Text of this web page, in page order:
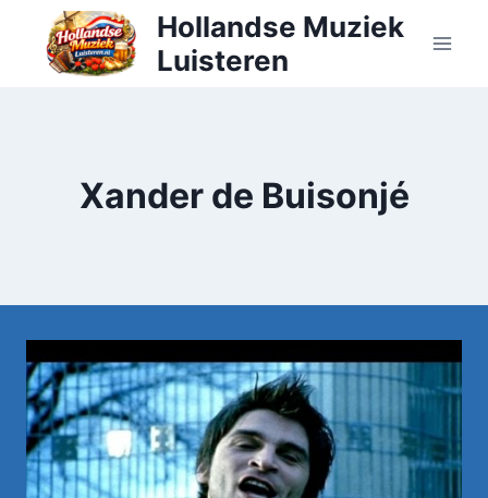
Doorgaan
inhoud
Hollandse Muziek
Luisteren
Xander de Buisonjé